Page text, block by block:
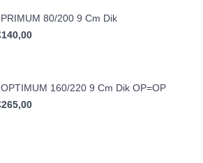
80/200 9 Cm Dik
prijs was: €290,00.
140,00
160/220 9 Cm Dik OP=OP
prijs was: €530,00.
265,00